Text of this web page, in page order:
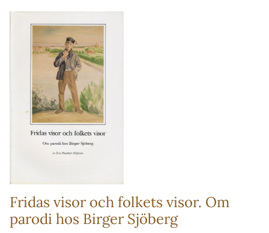
Fridas visor och folkets visor. Om
parodi hos Birger Sjöberg